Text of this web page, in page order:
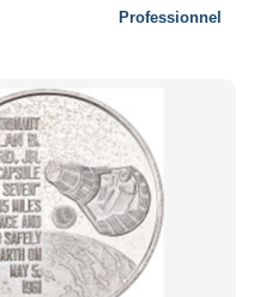
Professionnel